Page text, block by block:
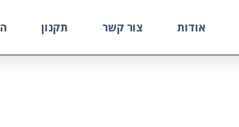
אודות צור קשר תקנון